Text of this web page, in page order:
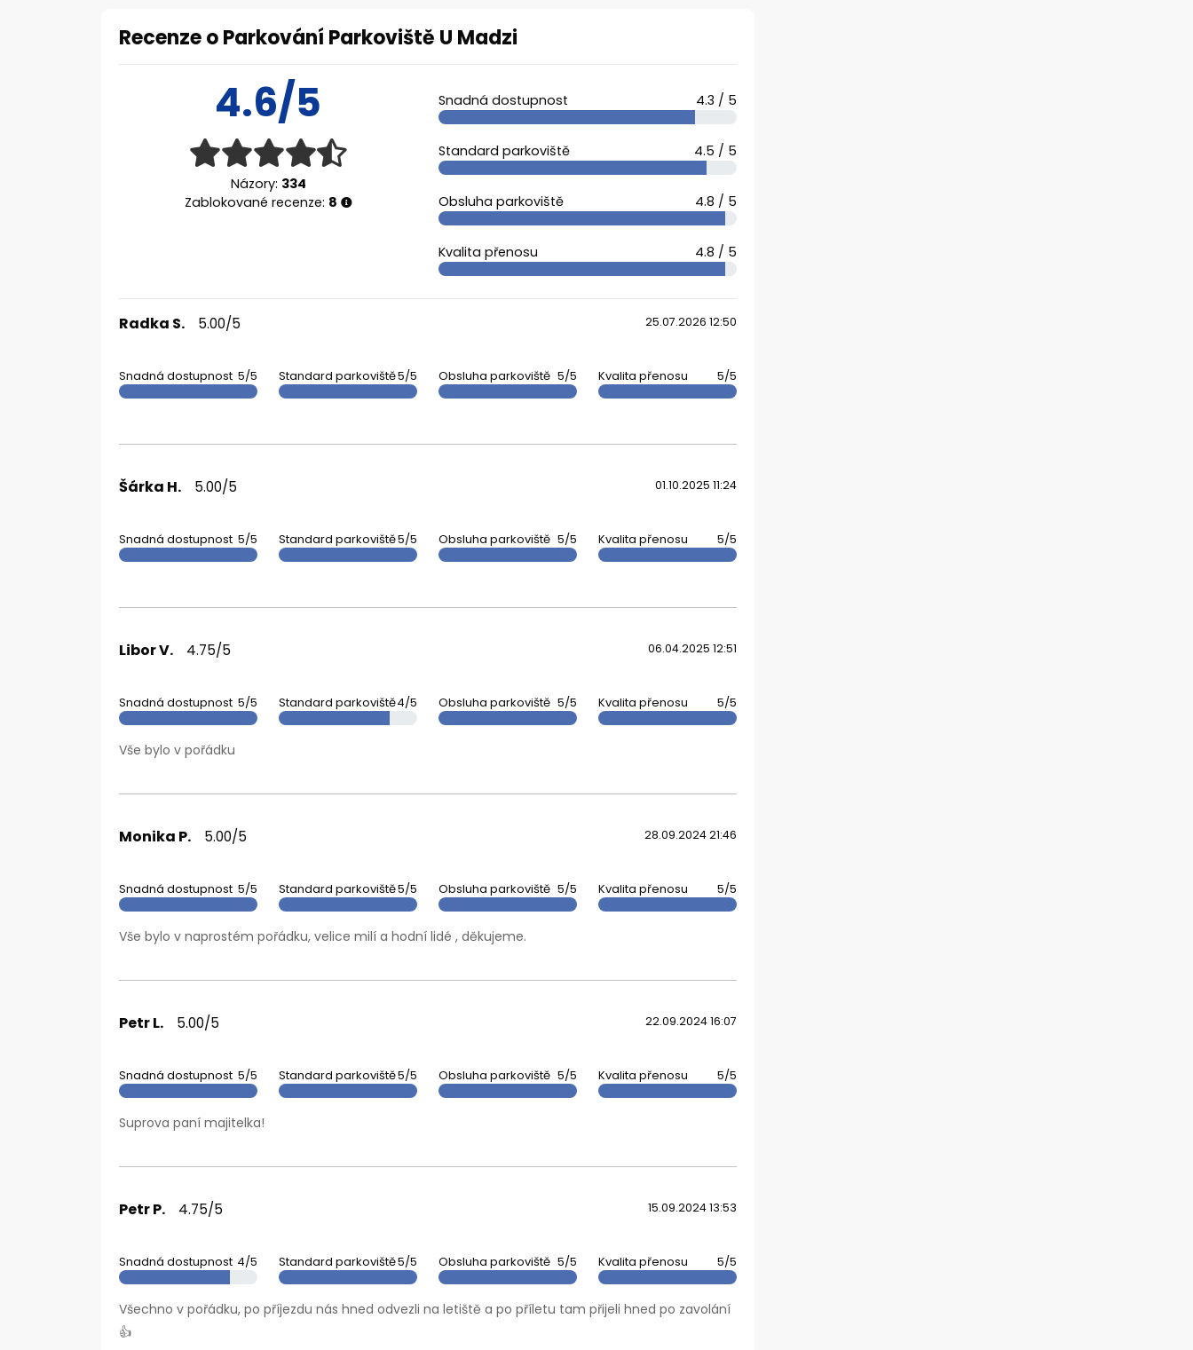
Recenze o Parkování Parkoviště U Madzi
4.6/5
Názory: 334
Zablokované recenze: 8
Snadná dostupnost 4.3 / 5
Standard parkoviště 4.5 / 5
Obsluha parkoviště 4.8 / 5
Kvalita přenosu 4.8 / 5
Radka S. 5.00/5 25.07.2026 12:50
Snadná dostupnost 5/5 Standard parkoviště5/5 Obsluha parkoviště 5/5 Kvalita přenosu 5/5
Šárka H. 5.00/5 01.10.2025 11:24
Snadná dostupnost 5/5 Standard parkoviště5/5 Obsluha parkoviště 5/5 Kvalita přenosu 5/5
Libor V. 4.75/5 06.04.2025 12:51
Snadná dostupnost 5/5 Standard parkoviště4/5 Obsluha parkoviště 5/5 Kvalita přenosu 5/5
Vše bylo v pořádku
Monika P. 5.00/5 28.09.2024 21:46
Snadná dostupnost 5/5 Standard parkoviště5/5 Obsluha parkoviště 5/5 Kvalita přenosu 5/5
Vše bylo v naprostém pořádku, velice milí a hodní lidé , děkujeme.
Petr L. 5.00/5 22.09.2024 16:07
Snadná dostupnost 5/5 Standard parkoviště5/5 Obsluha parkoviště 5/5 Kvalita přenosu 5/5
Suprova paní majitelka!
Petr P. 4.75/5 15.09.2024 13:53
Snadná dostupnost 4/5 Standard parkoviště5/5 Obsluha parkoviště 5/5 Kvalita přenosu 5/5
Všechno v pořádku, po příjezdu nás hned odvezli na letiště a po příletu tam přijeli hned po zavolání
👍